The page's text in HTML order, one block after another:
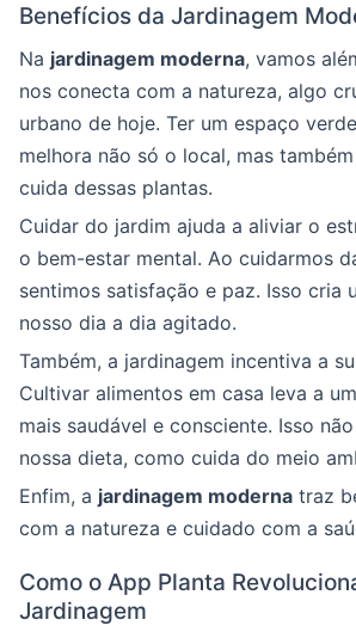
Benefícios da Jardinagem
Na jardinagem moderna, vamos
nos conecta com a natureza, algo
urbano de hoje. Ter um espaço
melhora não só o local, mas
cuida dessas plantas.
Cuidar do jardim ajuda a aliviar o
o bem-estar mental. Ao cuidarmos
sentimos satisfação e paz. Isso cria
nosso dia a dia agitado.
Também, a jardinagem incentiva a
Cultivar alimentos em casa leva a
mais saudável e consciente. Isso
nossa dieta, como cuida do meio
Enfim, a jardinagem moderna traz
com a natureza e cuidado com a
Como o App Planta
Jardinagem